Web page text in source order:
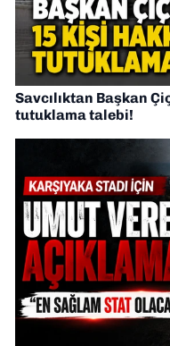
Savcılıktan Başkan
tutuklama talebi!